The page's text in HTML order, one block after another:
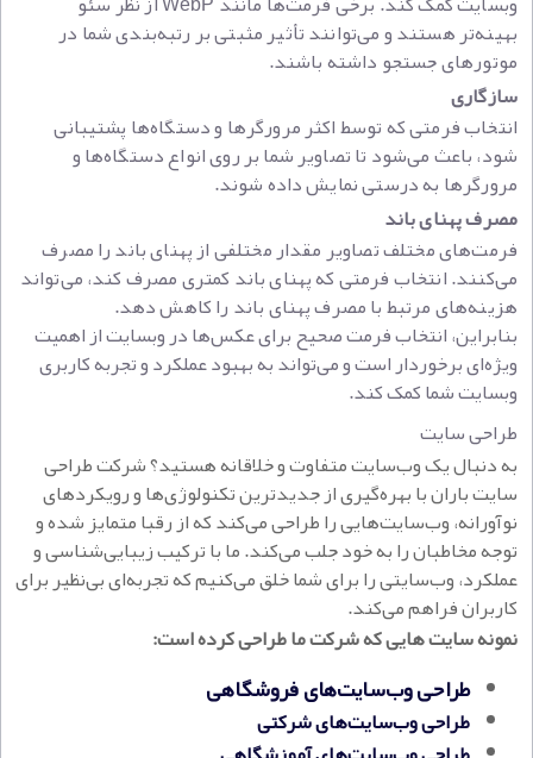
بهینه‌تر هستند و می‌توانند تأثیر مثبتی بر رتبه‌بندی شما در
موتورهای جستجو داشته باشند.
سازگاری
انتخاب فرمتی که توسط اکثر مرورگرها و دستگاه‌ها پشتیبانی
شود، باعث می‌شود تا تصاویر شما بر روی انواع دستگاه‌ها و
مرورگرها به درستی نمایش داده شوند.
مصرف پهنای باند
فرمت‌های مختلف تصاویر مقدار مختلفی از پهنای باند را مصرف
می‌کنند. انتخاب فرمتی که پهنای باند کمتری مصرف کند، می‌تواند
هزینه‌های مرتبط با مصرف پهنای باند را کاهش دهد.
بنابراین، انتخاب فرمت صحیح برای عکس‌ها در وبسایت از اهمیت
ویژه‌ای برخوردار است و می‌تواند به بهبود عملکرد و تجربه کاربری
وبسایت شما کمک کند.
طراحی سایت
به دنبال یک وب‌سایت متفاوت و خلاقانه هستید؟ شرکت طراحی
سایت باران با بهره‌گیری از جدیدترین تکنولوژی‌ها و رویکردهای
نوآورانه، وب‌سایت‌هایی را طراحی می‌کند که از رقبا متمایز شده و
توجه مخاطبان را به خود جلب می‌کند. ما با ترکیب زیبایی‌شناسی و
عملکرد، وب‌سایتی را برای شما خلق می‌کنیم که تجربه‌ای بی‌نظیر برای
کاربران فراهم می‌کند.
نمونه سایت هایی که شرکت ما طراحی کرده است:
طراحی وب‌سایت‌های فروشگاهی
طراحی وب‌سایت‌های شرکتی